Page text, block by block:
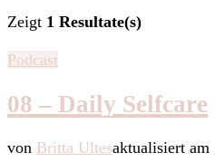
Zeigt 1 Resultate(s)
Podcast
08 – Daily Selfcare
von Britta Ultesaktualisiert am